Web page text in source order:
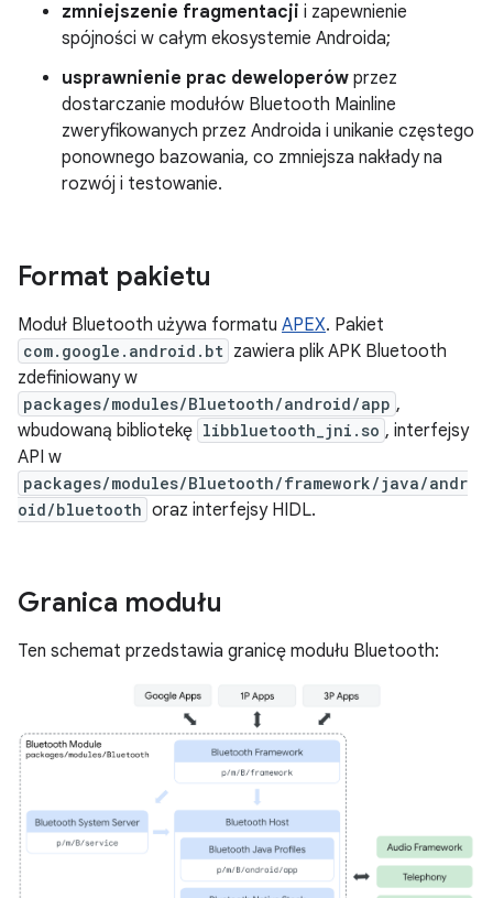
zmniejszenie fragmentacji i zapewnienie
spójności w całym ekosystemie Androida;
usprawnienie prac deweloperów przez
dostarczanie modułów Bluetooth Mainline
zweryfikowanych przez Androida i unikanie częstego
ponownego bazowania, co zmniejsza nakłady na
rozwój i testowanie.
Format pakietu
Moduł Bluetooth używa formatu APEX. Pakiet
com.google.android.bt zawiera plik APK Bluetooth
zdefiniowany w
packages/modules/Bluetooth/android/app ,
wbudowaną bibliotekę libbluetooth_jni.so , interfejsy
API w
packages/modules/Bluetooth/framework/java/andr
oid/bluetooth oraz interfejsy HIDL.
Granica modułu
Ten schemat przedstawia granicę modułu Bluetooth: